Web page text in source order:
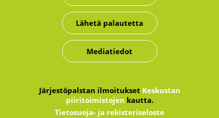
Lähetä palautetta
Mediatiedot
Järjestöpalstan ilmoitukset Keskustan
piiritoimistojen kautta.
Tietosuoja- ja rekisteriseloste